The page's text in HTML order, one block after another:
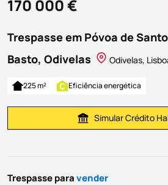
170 000 €
Trespasse em Póvoa de
Basto, Odivelas
Odivelas,
225 m² Eficiência energética
Simular
Simular Crédito
Trespasse paravender